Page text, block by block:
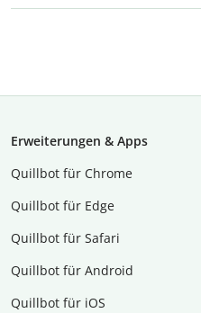
Erweiterungen & Apps
Quillbot für Chrome
Quillbot für Edge
Quillbot für Safari
Quillbot für Android
Quillbot für iOS